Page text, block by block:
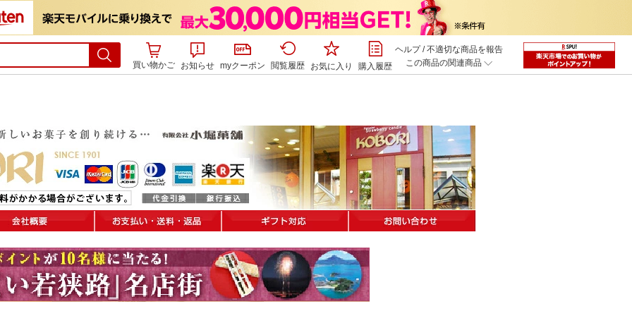
買い物かご お知らせ myクーポン 閲覧履歴 お気に入り 購入履歴
ヘルプ/不適切な商品を報告
この商品の関連商品